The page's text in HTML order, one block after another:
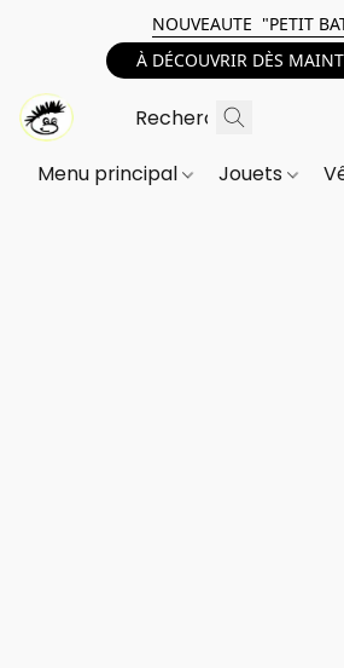
NOUVEAUTE "PETIT
À DÉCOUVRIR DÈS
Menu principal Jouets